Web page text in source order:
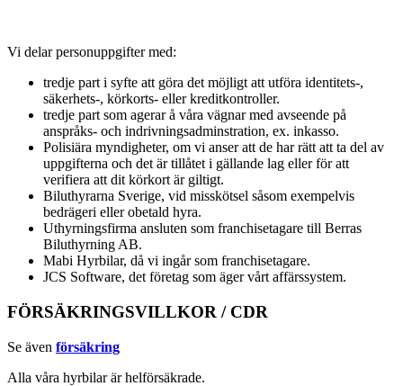
Vi delar personuppgifter med:
tredje part i syfte att göra det möjligt att utföra identitets-,
säkerhets-, körkorts- eller kreditkontroller.
tredje part som agerar å våra vägnar med avseende på
anspråks- och indrivningsadminstration, ex. inkasso.
Polisiära myndigheter, om vi anser att de har rätt att ta del av
uppgifterna och det är tillåtet i gällande lag eller för att
verifiera att dit körkort är giltigt.
Biluthyrarna Sverige, vid misskötsel såsom exempelvis
bedrägeri eller obetald hyra.
Uthyrningsfirma ansluten som franchisetagare till Berras
Biluthyrning AB.
Mabi Hyrbilar, då vi ingår som franchisetagare.
JCS Software, det företag som äger vårt affärssystem.
FÖRSÄKRINGSVILLKOR / CDR
Se även försäkring
Alla våra hyrbilar är helförsäkrade.